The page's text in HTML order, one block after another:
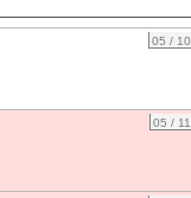
05 / 10
05 / 11